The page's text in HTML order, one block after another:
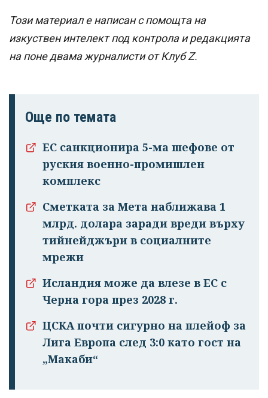
Този материал е написан с помощта на
изкуствен интелект под контрола и редакцията
на поне двама журналисти от Клуб Z.
Още по темата
ЕС санкционира 5-ма шефове от
руския военно-промишлен
комплекс
Сметката за Мета наближава 1
млрд. долара заради вреди върху
тийнейджъри в социалните
мрежи
Исландия може да влезе в ЕС с
Черна гора през 2028 г.
ЦСКА почти сигурно на плейоф за
Лига Европа след 3:0 като гост на
„Макаби“